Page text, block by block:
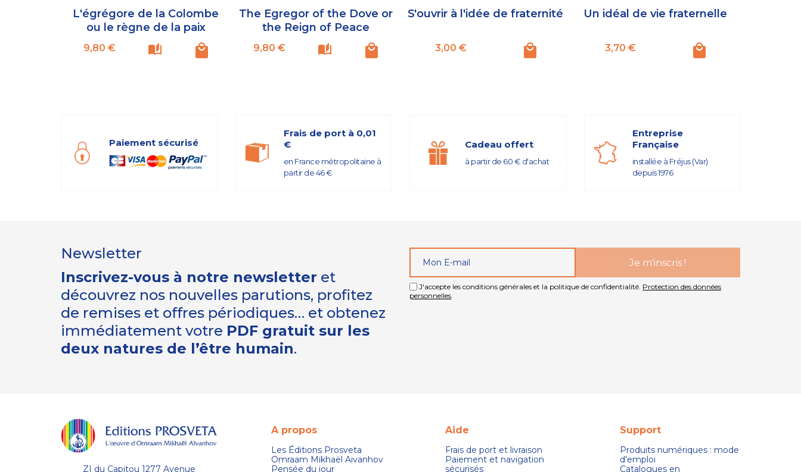
L'égrégore de la Colombe
ou le règne de la paix
Prix
9,80 €
The Egregor of the Dove or
the Reign of Peace
Prix
9,80 €
S'ouvrir à l'idée de fraternité
Prix
3,00 €
Un idéal de vie fraternelle
Prix
3,70 €
Paiement sécurisé
Frais de port à 0,01
€
en France métropolitaine à
partir de 46 €
Cadeau offert
à partir de 60 € d'achat
Entreprise
Française
installée à Fréjus (Var)
depuis 1976
Newsletter
Inscrivez-vous à notre newsletter et
découvrez nos nouvelles parutions, profitez
de remises et offres périodiques… et obtenez
immédiatement votre PDF gratuit sur les
deux natures de l’être humain.
J'accepte les conditions générales et la politique de confidentialité. Protection des données
personnelles.
ZI du Capitou 1277 Avenue
A propos
Les Éditions Prosveta
Omraam Mikhaël Aivanhov
Pensée du jour
Aide
Frais de port et livraison
Paiement et navigation
sécurisés
Support
Produits numériques : mode
d'emploi
Catalogues en